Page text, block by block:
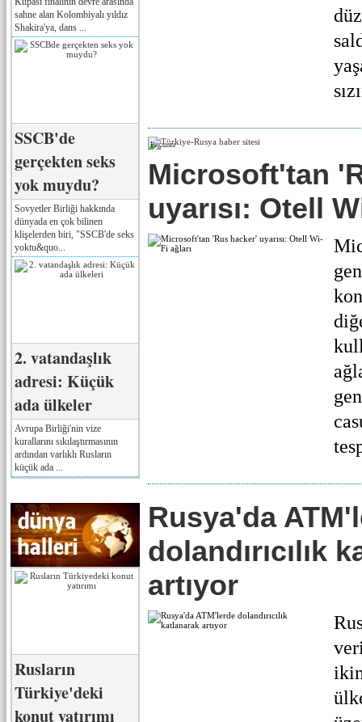
sahne alan Kolombiyalı yıldız
Shakira'ya, dans ...
SSCB'de
gerçekten seks
yok muydu?
Sovyetler Birliği hakkında
dünyada en çok bilinen
klişelerden biri, "SSCB'de seks
yoktu&quo...
2. vatandaşlık
adresi: Küçük
ada ülkeler
Avrupa Birliği'nin vize
kurallarını sıkılaştırmasının
ardından varlıklı Rusların
küçük ada ...
Rusların
Türkiye'deki
konut yatırımı
Реклама
Microsoft'tan
uyarısı: Otell
Rusya'da
dolandırıcılık
artıyor